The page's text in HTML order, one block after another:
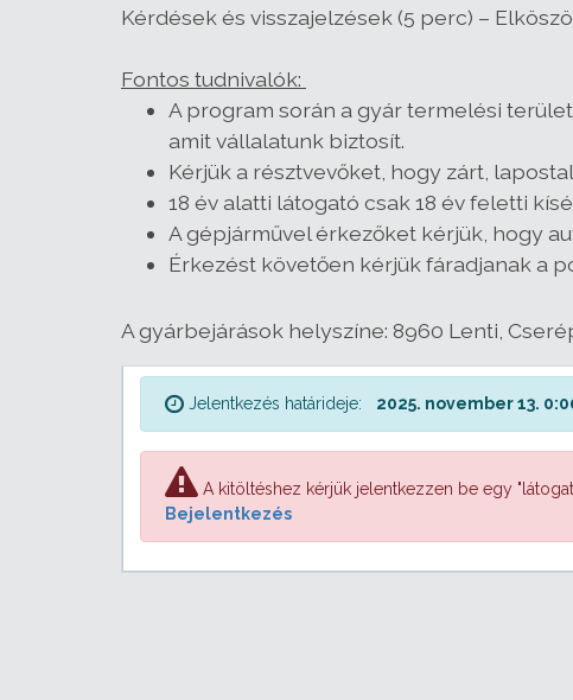
Kérdések és visszajelzések (5 perc) –
Fontos tudnivalók:
A program során a gyár termelési
amit vállalatunk biztosít.
Kérjük a résztvevőket, hogy zárt,
18 év alatti látogató csak 18 év feletti
A gépjárművel érkezőket kérjük, hogy
Érkezést követően kérjük fáradjanak a
A gyárbejárások helyszíne: 8960 Lenti,
Jelentkezés határideje: 2025. november 13.
A kitöltéshez kérjük jelentkezzen be egy
Bejelentkezés